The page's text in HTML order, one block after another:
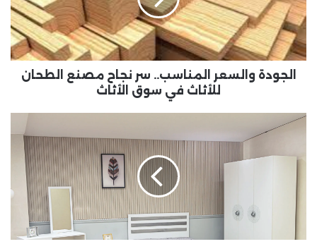
مصنع
الطحان
للأثاث
في
سوقالجودة والسعر المناسب.. سر نجاح مصنع الطحان
للأثاث في سوق الأثاث
تعرف
الشراء
الطحان
مباشرة